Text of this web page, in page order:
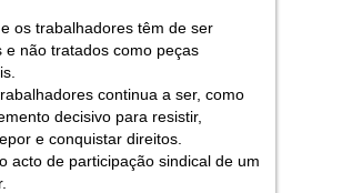
os trabalhadores têm de ser
e não tratados como peças
continua a ser, como
decisivo para resistir,
e conquistar direitos.
acto de participação sindical de um